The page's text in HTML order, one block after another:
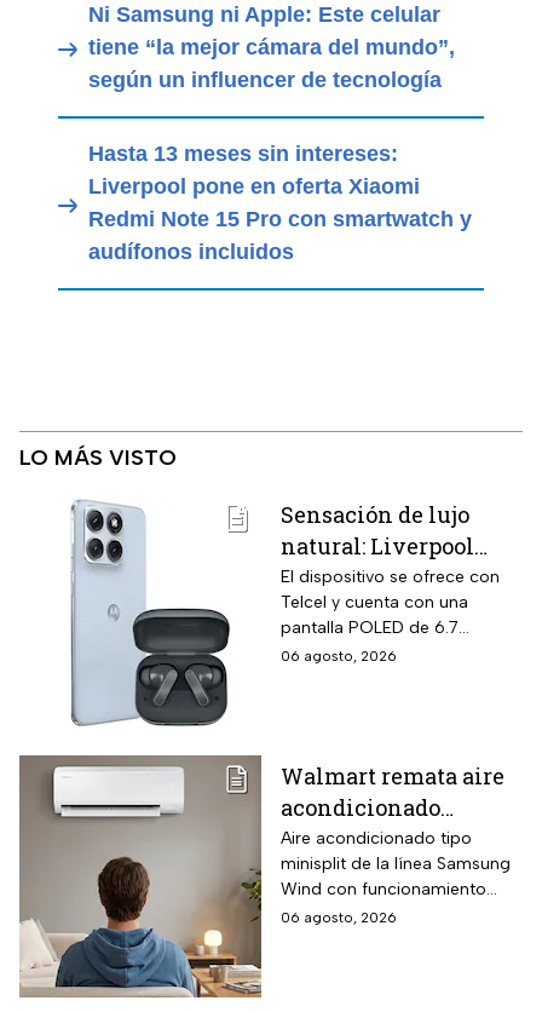
Ni Samsung ni Apple: Este celular
tiene “la mejor cámara del mundo”,
según un influencer de tecnología
Hasta 13 meses sin intereses:
Liverpool pone en oferta Xiaomi
Redmi Note 15 Pro con smartwatch y
audífonos incluidos
LO MÁS VISTO
Sensación de lujo
natural: Liverpool
remata el Motorola
Edge 70 Fusion de
256GB de
almacenamiento,
El dispositivo se ofrece con
Telcel y cuenta con una
pantalla POLED de 6.7
pulgadas y funciones
06 agosto, 2026
Walmart remata aire
acondicionado
Samsung Wind
Inverter frío y calor 1
tonelada con WiFi y
$3,500 de descuento
Aire acondicionado tipo
minisplit de la línea Samsung
Wind con funcionamiento
bidireccional frío y calor
06 agosto, 2026